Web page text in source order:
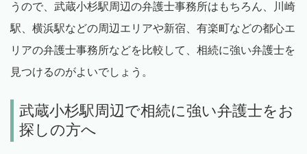
うので、武蔵小杉駅周辺の弁護士事務所はもちろん、川崎
駅、横浜駅などの周辺エリアや新宿、有楽町などの都心エ
リアの弁護士事務所などを比較して、相続に強い弁護士を
見つけるのがよいでしょう。
武蔵小杉駅周辺で相続に強い弁護士をお
探しの方へ